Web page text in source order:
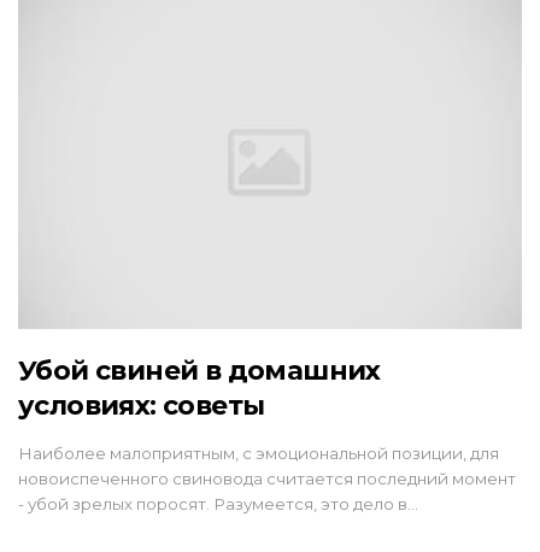
Убой свиней в домашних
условиях: советы
Наиболее малоприятным, с эмоциональной позиции, для
новоиспеченного свиновода считается последний момент
- убой зрелых поросят. Разумеется, это дело в…